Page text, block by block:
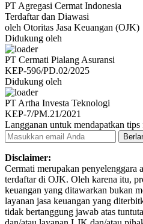
PT Agregasi Cermat Indonesia
Terdaftar dan Diawasi
oleh Otoritas Jasa Keuangan (OJK)
Didukung oleh
PT Cermati Pialang Asuransi
KEP-596/PD.02/2025
Didukung oleh
PT Artha Investa Teknologi
KEP-7/PM.21/2021
Langganan untuk mendapatkan tips
Disclaimer:
Cermati merupakan penyelenggara
terdaftar di OJK. Oleh karena itu,
keuangan yang ditawarkan bukan
layanan jasa keuangan yang
tidak bertanggung jawab atas